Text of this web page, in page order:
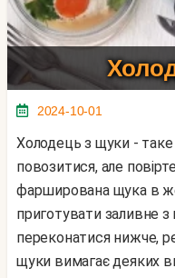
2024-10-01
Холодець з щуки - таке блюдо, з яким доведеться
повозитися, але
фарширована щука в
приготувати заливне
переконатися нижче,
щуки вимагає деяких